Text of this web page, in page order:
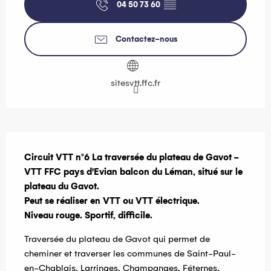
04 50 73 60 ▒▒
Contactez-nous
sitesvtt.ffc.fr
Circuit VTT n°6 La traversée du plateau de Gavot -
VTT FFC pays d'Evian balcon du Léman, situé sur le
plateau du Gavot.
Peut se réaliser en VTT ou VTT électrique.
Niveau rouge. Sportif, difficile.
Traversée du plateau de Gavot qui permet de
cheminer et traverser les communes de Saint-Paul-
en-Chablais, Larringes, Champanges, Féternes,